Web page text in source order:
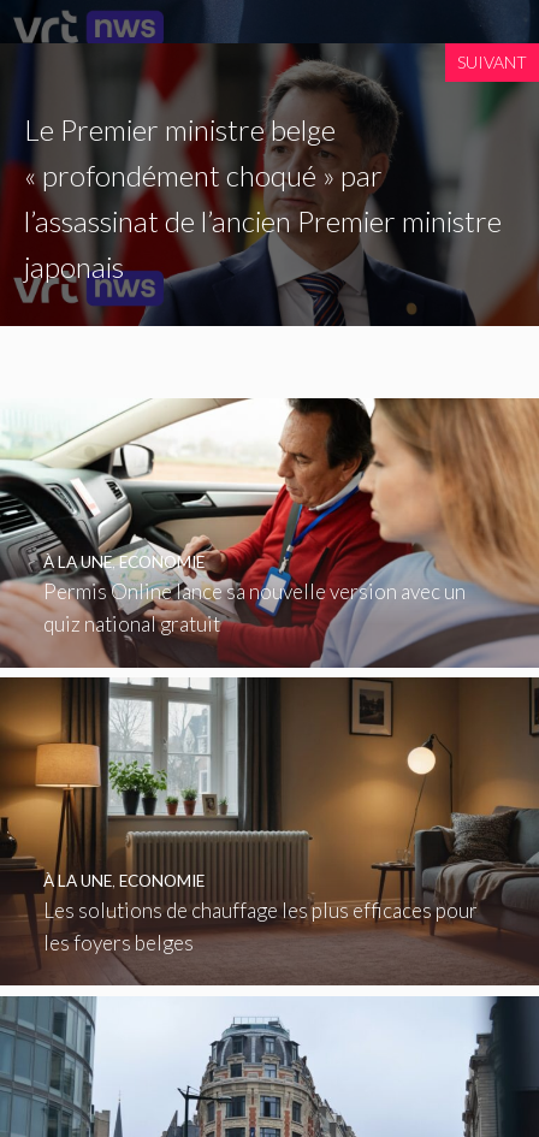
SUIVANT
Le Premier ministre belge
« profondément choqué » par
l’assassinat de l’ancien Premier ministre
japonais
Permis Online lance sa nouvelle version avec un
quiz national gratuit
À LA UNE,ECONOMIE
Les solutions de chauffage les plus efficaces pour
les foyers belges
À LA UNE, ECONOMIE